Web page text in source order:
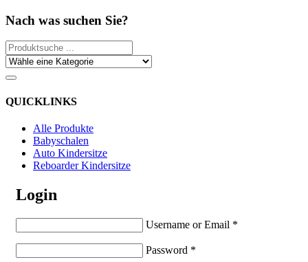
Nach was suchen Sie?
QUICKLINKS
Alle Produkte
Babyschalen
Auto Kindersitze
Reboarder Kindersitze
Login
Username or Email *
Password *